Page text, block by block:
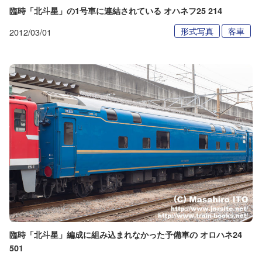
臨時「北斗星」の1号車に連結されている オハネフ25 214
2012/03/01 形式写真 客車
臨時「北斗星」編成に組み込まれなかった予備車の オロハネ24
501